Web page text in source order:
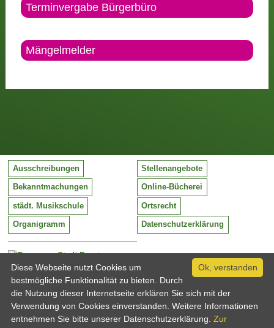
Terminvergabe Bürgerbüro
Mängelmelder
Stadt Barntrup
Mittelstraße 38
32683 Barntrup
Tel:
Email:
05263 / 409-0
info@barntrup.de
Ausschreibungen Stellenangebote
Bekanntmachungen Online-Bücherei
städt. Musikschule Ortsrecht
Organigramm Datenschutzerklärung
Ok, verstanden
Diese Webseite nutzt Cookies um
bestmögliche Funktionalität zu bieten. Durch
die Nutzung dieser Internetseite erklären Sie sich mit der
Verwendung von Cookies einverstanden. Weitere Informationen
entnehmen Sie bitte unserer Datenschutzerklärung. Zur